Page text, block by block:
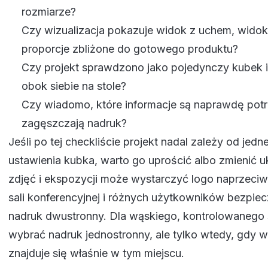
rozmiarze?
Czy wizualizacja pokazuje widok z uchem,
proporcje zbliżone do gotowego produktu?
Czy projekt sprawdzono jako pojedynczy kubek
obok siebie na stole?
Czy wiadomo, które informacje są naprawdę
zagęszczają nadruk?
Jeśli po tej checkliście projekt nadal zależy od
ustawienia kubka, warto go uprościć albo zmienić
zdjęć i ekspozycji może wystarczyć logo
sali konferencyjnej i różnych użytkowników
nadruk dwustronny. Dla wąskiego, kontrolowanego
wybrać nadruk jednostronny, ale tylko wtedy, gdy
znajduje się właśnie w tym miejscu.